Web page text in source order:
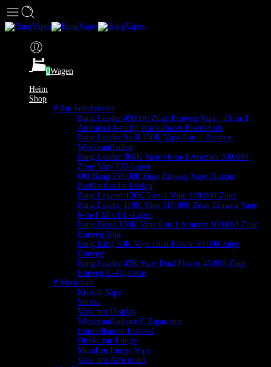
0Wagen
Heim
Shop
# Am beliebtesten
Bang Leader 450000 Züge Einweg-Vape | 15-in-1
Aromen | 4-stufig einstellbares Eiserlebnis
Bang Leader Stoll 350K Vape 8-in-1 Aromen
Wiederaufladbar
Bang Leader 300K Vape | 6-in-1 Aromen 300.000
Züge Vape EU-Lager
QQ Bang 150.000 Züge Einweg Vape | Luxus
Parfümflasche Design
Bang Legend 120K 5-in-1 Vape 120.000 Züge
Bang Leader 110K Vape 110.000 Züge Einweg Vape
6-in-1 Mix EU-Lager
Bang Blaze 100K Vape 6 in 1 Aromen 100.000 Züge
Einweg Vape
Bang King 50K Vape Dual Flavor 50.000 Züge
Einweg
Bang Leader 45K Vape Dual Flavor 45.000 Züge
Einweg E-Zigarette
# Merkmale
Kristall Vape
Shisha
Vape mit Display
Wiederaufladbare E Zigaretten
Einstellbarem Eislevel
Direkt zur Lunge
Mund zu Lunge Vape
Vape mit Affe drauf